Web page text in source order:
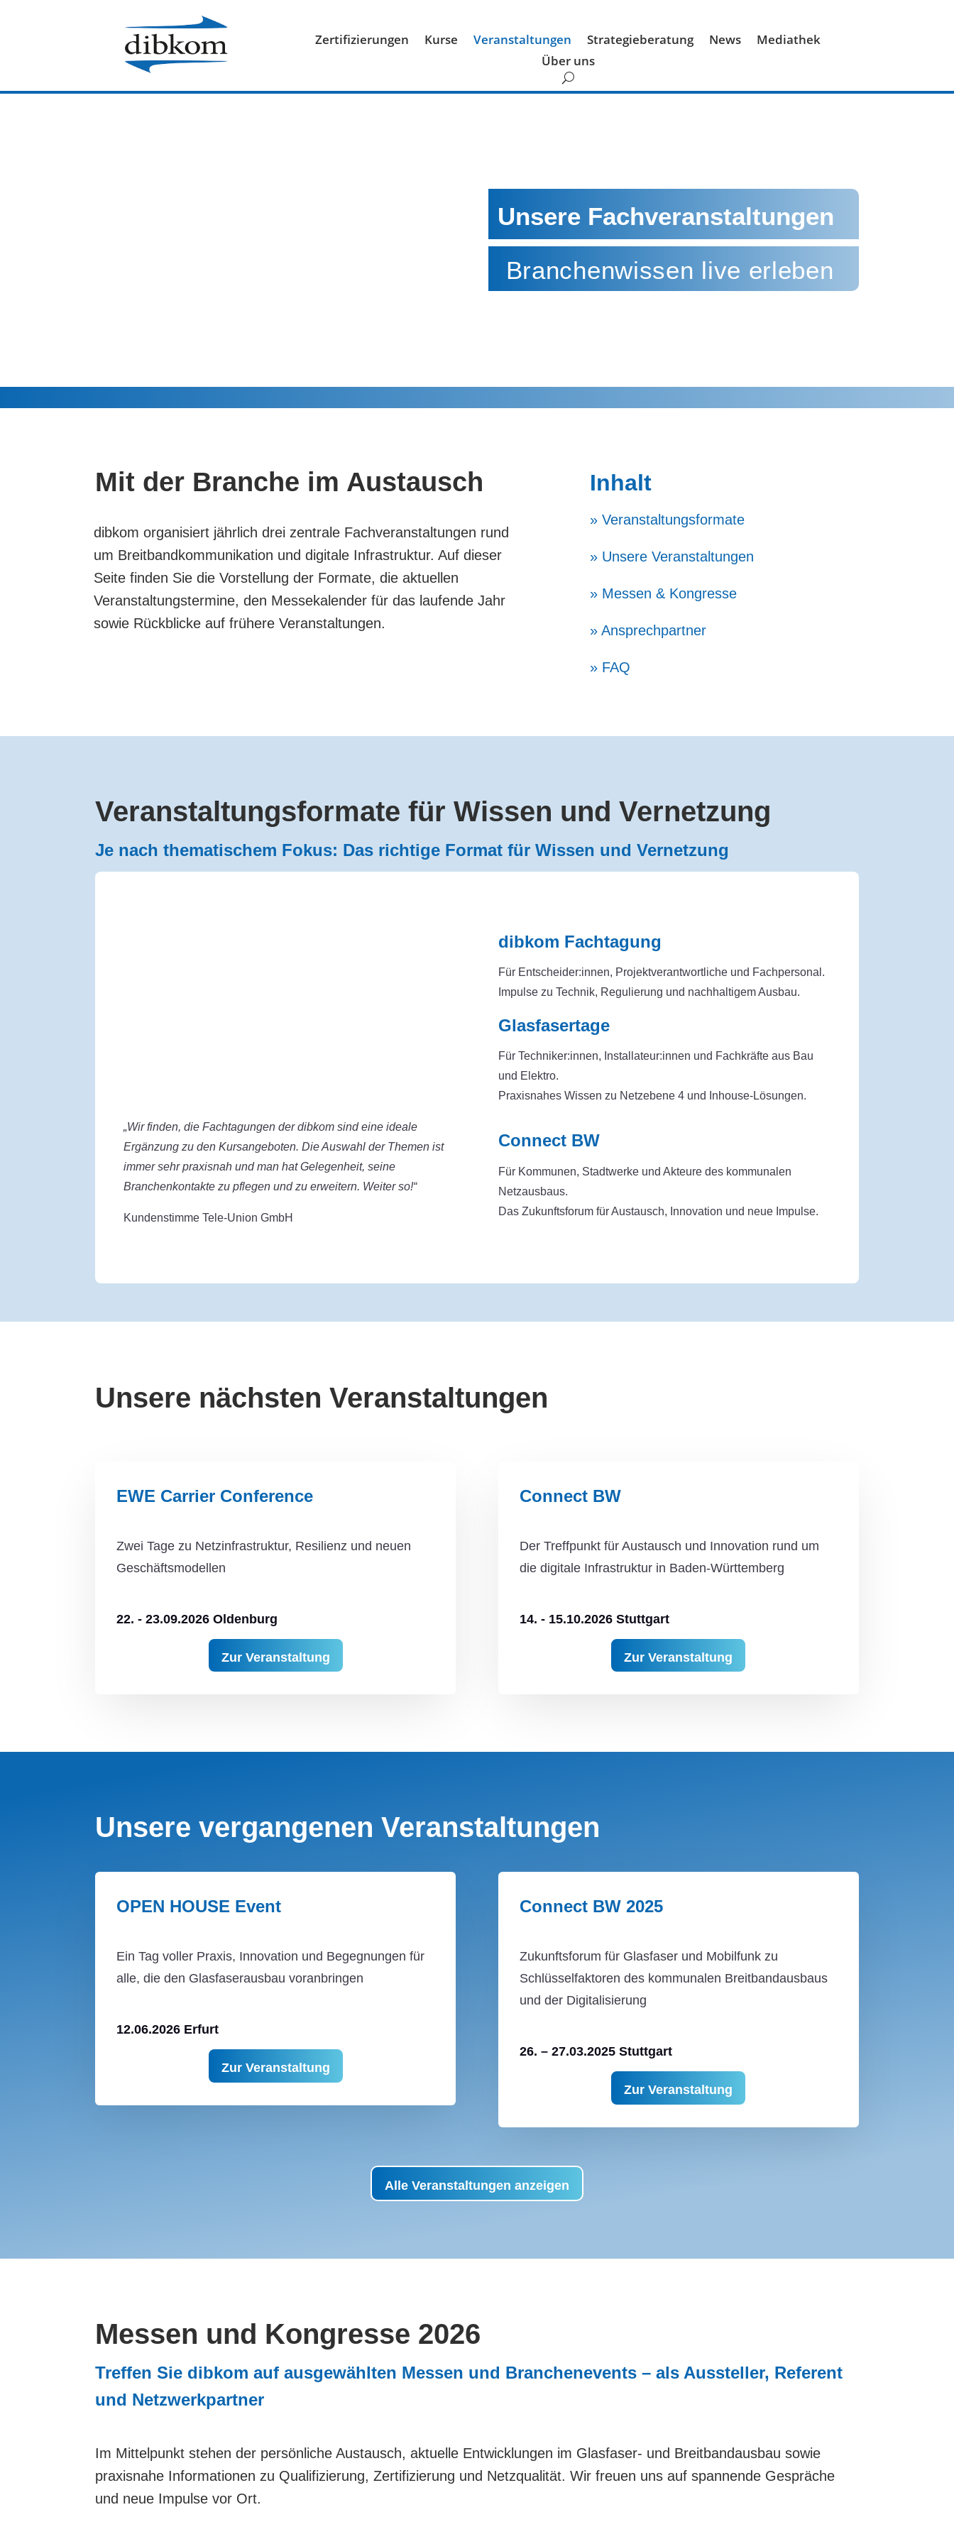
Zertifizierungen Kurse Veranstaltungen Strategieberatung News
Mediathek
Über uns
Unsere Fachveranstaltungen
Branchenwissen live erleben
Mit der Branche im Austausch
dibkom organisiert jährlich drei zentrale Fachveranstaltungen rund
um Breitbandkommunikation und digitale Infrastruktur. Auf dieser
Seite finden Sie die Vorstellung der Formate, die aktuellen
Veranstaltungstermine, den Messekalender für das laufende Jahr
sowie Rückblicke auf frühere Veranstaltungen.
Inhalt
» Veranstaltungsformate
» Unsere Veranstaltungen
» Messen & Kongresse
» Ansprechpartner
» FAQ
Veranstaltungsformate für Wissen und Vernetzung
Je nach thematischem Fokus: Das richtige Format für Wissen und Vernetzung
„Wir finden, die Fachtagungen der dibkom sind eine ideale
Ergänzung zu den Kursangeboten. Die Auswahl der Themen ist
immer sehr praxisnah und man hat Gelegenheit, seine
Branchenkontakte zu pflegen und zu erweitern. Weiter so!“
Kundenstimme Tele-Union GmbH
dibkom Fachtagung
Für Entscheider:innen, Projektverantwortliche und Fachpersonal.
Impulse zu Technik, Regulierung und nachhaltigem Ausbau.
Glasfasertage
Für Techniker:innen, Installateur:innen und Fachkräfte aus Bau
und Elektro.
Praxisnahes Wissen zu Netzebene 4 und Inhouse-Lösungen.
Connect BW
Für Kommunen, Stadtwerke und Akteure des kommunalen
Netzausbaus.
Das Zukunftsforum für Austausch, Innovation und neue Impulse.
Unsere nächsten Veranstaltungen
EWE Carrier Conference
Zwei Tage zu Netzinfrastruktur, Resilienz und neuen
Geschäftsmodellen
22. - 23.09.2026 Oldenburg
Zur Veranstaltung
Connect BW
Der Treffpunkt für Austausch und Innovation rund um
die digitale Infrastruktur in Baden-Württemberg
14. - 15.10.2026 Stuttgart
Zur Veranstaltung
Unsere vergangenen Veranstaltungen
OPEN HOUSE Event
Ein Tag voller Praxis, Innovation und Begegnungen für
alle, die den Glasfaserausbau voranbringen
12.06.2026 Erfurt
Zur Veranstaltung
Connect BW 2025
Zukunftsforum für Glasfaser und Mobilfunk zu
Schlüsselfaktoren des kommunalen Breitbandausbaus
und der Digitalisierung
26. – 27.03.2025 Stuttgart
Zur Veranstaltung
Alle Veranstaltungen anzeigen
Messen und Kongresse 2026
Treffen Sie dibkom auf ausgewählten Messen und Branchenevents – als Aussteller, Referent
und Netzwerkpartner
Im Mittelpunkt stehen der persönliche Austausch, aktuelle Entwicklungen im Glasfaser- und Breitbandausbau sowie
praxisnahe Informationen zu Qualifizierung, Zertifizierung und Netzqualität. Wir freuen uns auf spannende Gespräche
und neue Impulse vor Ort.